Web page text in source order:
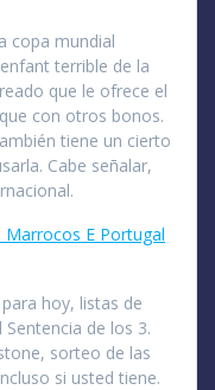
copa mundial
terrible de la
que le ofrece el
con otros bonos.
tiene un cierto
Cabe señalar,
E Portugal
hoy, listas de
de los 3.
sorteo de las
si usted tiene.